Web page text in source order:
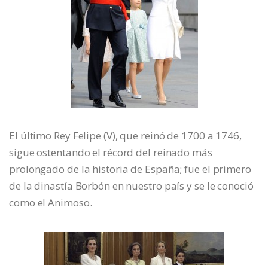
El último Rey Felipe (V), que reinó de 1700 a 1746,
sigue ostentando el récord del reinado más
prolongado de la historia de España; fue el primero
de la dinastía Borbón en nuestro país y se le conoció
como el Animoso.